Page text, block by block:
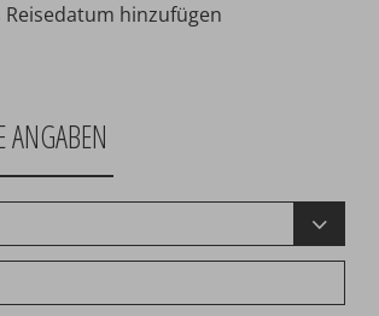
hinzufügen
ANGABEN